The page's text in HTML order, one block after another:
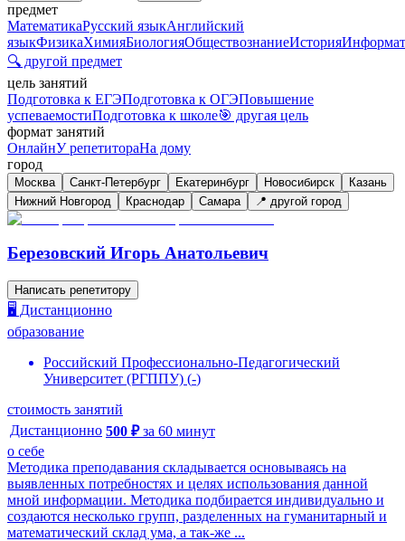
предмет
МатематикаРусский языкАнглийский
языкФизикаХимияБиологияОбществознаниеИстория
🔍 другой предмет
цель занятий
Подготовка к ЕГЭПодготовка к ОГЭПовышение
успеваемостиПодготовка к школе🎯 другая цель
формат занятий
ОнлайнУ репетитораНа дому
город
Москва Санкт-Петербург Екатеринбург Новосибирск
Казань
Нижний Новгород
Краснодар Самара 📍 другой город
Березовский Игорь Анатольевич
Написать репетитору
🖥️ Дистанционно
образование
Российский Профессионально-Педагогический
Университет (РГППУ) (-)
стоимость занятий
Дистанционно 500 ₽ за 60 минут
о себе
Методика преподавания складывается основываясь на
выявленных потребностях и целях использования данной
мной информации. Методика подбирается индивидуально и
создаются несколько групп, разделенных на гуманитарный и
математический склад ума, а так-же ...